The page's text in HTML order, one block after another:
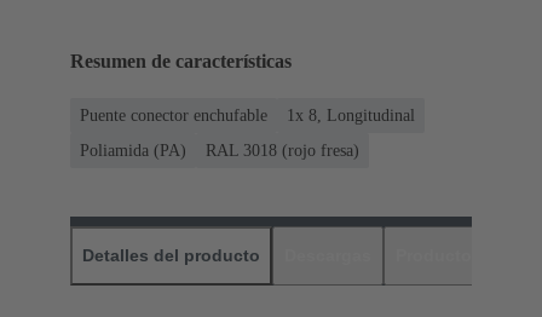
Resumen de características
Puente conector enchufable
1x 8, Longitudinal
Poliamida (PA)
RAL 3018 (rojo fresa)
Detalles del producto